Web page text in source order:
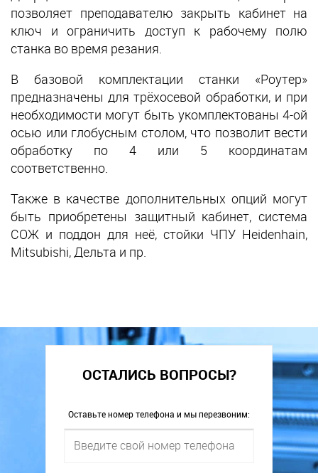
позволяет преподавателю закрыть кабинет на
ключ и ограничить доступ к рабочему полю
станка во время резания.
В базовой комплектации станки «Роутер»
предназначены для трёхосевой обработки, и при
необходимости могут быть укомплектованы 4-ой
осью или глобусным столом, что позволит вести
обработку по 4 или 5 координатам
соответственно.
Также в качестве дополнительных опций могут
быть приобретены защитный кабинет, система
СОЖ и поддон для неё, стойки ЧПУ Heidenhain,
Mitsubishi, Дельта и пр.
ОСТАЛИСЬ ВОПРОСЫ?
Оставьте номер телефона и мы перезвоним: